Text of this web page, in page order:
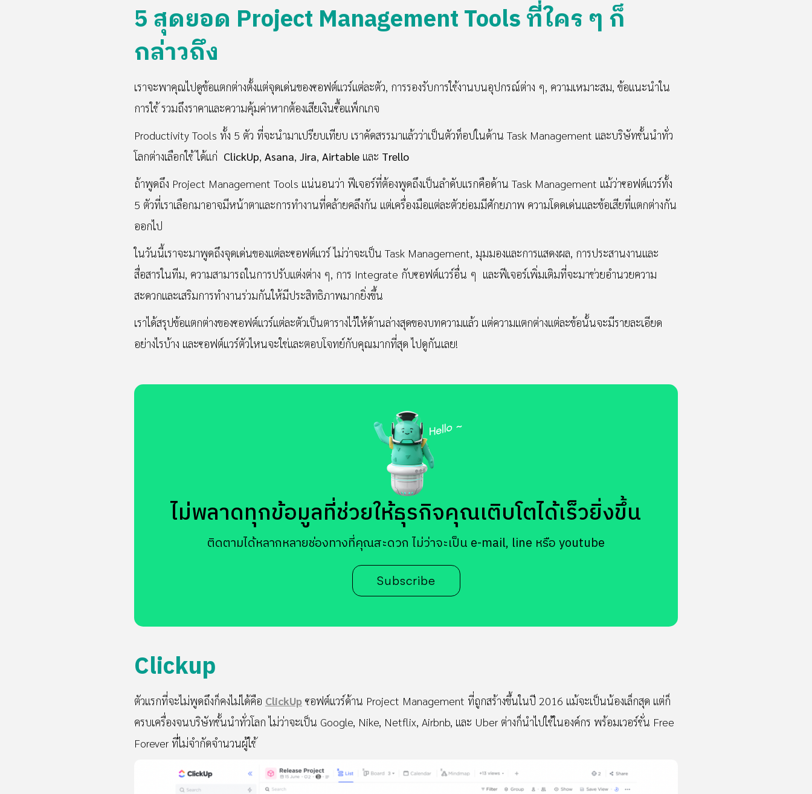
5 สุดยอด Project Management Tools ที่ใคร ๆ ก็
กล่าวถึง
เราจะพาคุณไปดูข้อแตกต่างตั้งแต่จุดเด่นของซอฟต์แวร์แต่ละตัว, การรองรับการใช้งานบนอุปกรณ์ต่าง ๆ, ความเหมาะสม, ข้อแนะนำใน
การใช้ รวมถึงราคาและความคุ้มค่าหากต้องเสียเงินซื้อแพ็กเกจ
Productivity Tools ทั้ง 5 ตัว ที่จะนำมาเปรียบเทียบ เราคัดสรรมาแล้วว่าเป็นตัวท็อปในด้าน Task Management และบริษัทชั้นนำทั่ว
โลกต่างเลือกใช้ ได้แก่ ClickUp, Asana, Jira, Airtable และ Trello
ถ้าพูดถึง Project Management Tools แน่นอนว่า ฟีเจอร์ที่ต้องพูดถึงเป็นลำดับแรกคือด้าน Task Management แม้ว่าซอฟต์แวร์ทั้ง
5 ตัวที่เราเลือกมาอาจมีหน้าตาและการทำงานที่คล้ายคลึงกัน แต่เครื่องมือแต่ละตัวย่อมมีศักยภาพ ความโดดเด่นและข้อเสียที่แตกต่างกัน
ออกไป
ในวันนี้เราจะมาพูดถึงจุดเด่นของแต่ละซอฟต์แวร์ ไม่ว่าจะเป็น Task Management, มุมมองและการแสดงผล, การประสานงานและ
สื่อสารในทีม, ความสามารถในการปรับแต่งต่าง ๆ, การ Integrate กับซอฟต์แวร์อื่น ๆ และฟีเจอร์เพิ่มเติมที่จะมาช่วยอำนวยความ
สะดวกและเสริมการทำงานร่วมกันให้มีประสิทธิภาพมากยิ่งขึ้น
เราได้สรุปข้อแตกต่างของซอฟต์แวร์แต่ละตัวเป็นตารางไว้ให้ด้านล่างสุดของบทความแล้ว แต่ความแตกต่างแต่ละข้อนั้นจะมีรายละเอียด
อย่างไรบ้าง และซอฟต์แวร์ตัวไหนจะใช่และตอบโจทย์กับคุณมากที่สุด ไปดูกันเลย!
ไม่พลาดทุกข้อมูลที่ช่วยให้ธุรกิจคุณเติบโตได้เร็วยิ่งขึ้น
ติดตามได้หลากหลายช่องทางที่คุณสะดวก ไม่ว่าจะเป็น e-mail, line หรือ youtube
Subscribe
Clickup
ตัวแรกที่จะไม่พูดถึงก็คงไม่ได้คือ ClickUp ซอฟต์แวร์ด้าน Project Management ที่ถูกสร้างขึ้นในปี 2016 แม้จะเป็นน้องเล็กสุด แต่ก็
ครบเครื่องจนบริษัทชั้นนำทั่วโลก ไม่ว่าจะเป็น Google, Nike, Netflix, Airbnb, และ Uber ต่างก็นำไปใช้ในองค์กร พร้อมเวอร์ชั่น Free
Forever ที่ไม่จำกัดจำนวนผู้ใช้